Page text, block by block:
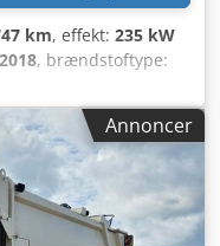
km, effekt: 235 kW
, brændstoftype:
automatisk,
elektronisk
EBA 2, ASR, ESS, MAN
kabine, ASR,
Annoncer